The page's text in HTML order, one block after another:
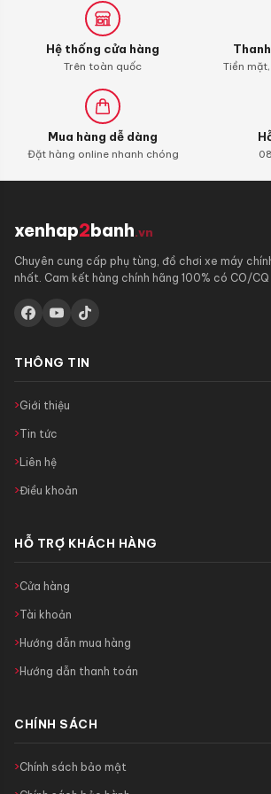
Hệ thống cửa hàng
Trên toàn quốc Tiền
Mua hàng dễ dàng
Đặt hàng online nhanh chóng
xenhap2banh.vn
Chuyên cung cấp phụ tùng, đồ chơi xe máy
nhất. Cam kết hàng chính hãng 100% có CO/CQ
THÔNG TIN
Giới thiệu
Tin tức
Liên hệ
Điều khoản
HỖ TRỢ KHÁCH HÀNG
Cửa hàng
Tài khoản
Hướng dẫn mua hàng
Hướng dẫn thanh toán
CHÍNH SÁCH
Chính sách bảo mật